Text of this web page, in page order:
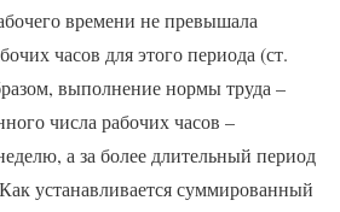
времени не превышала
часов для этого периода (ст.
выполнение нормы труда –
числа рабочих часов –
а за более длительный период
устанавливается суммированный